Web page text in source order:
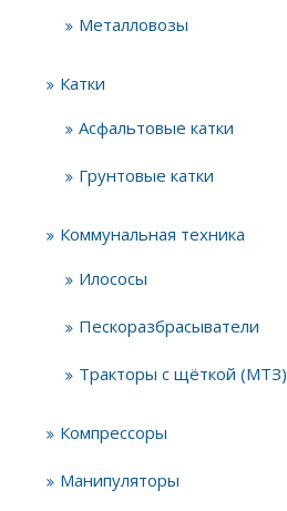
Металловозы
Катки
Асфальтовые катки
Грунтовые катки
Коммунальная техника
Илососы
Пескоразбрасыватели
Тракторы с щёткой (МТЗ)
Компрессоры
Манипуляторы